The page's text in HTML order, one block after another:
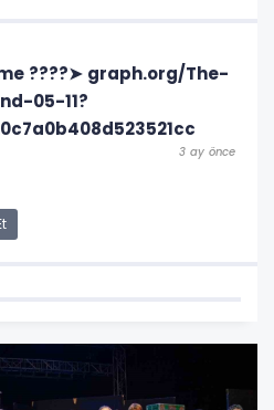
????➤ graph.org/The-
05-11?
3 ay önce